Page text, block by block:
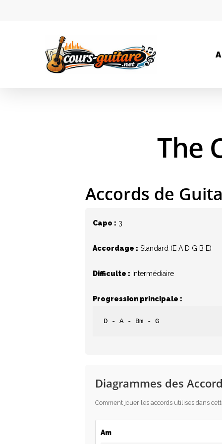
Hit enter to search or ESC to close
A
The
Accords de
Capo : 3
Accordage : Standard (E A D G B E)
Difficulte : Intermédiaire
Progression principale :
D - A - Bm - G
Diagrammes des
Comment jouer les accords utilises dans
Am